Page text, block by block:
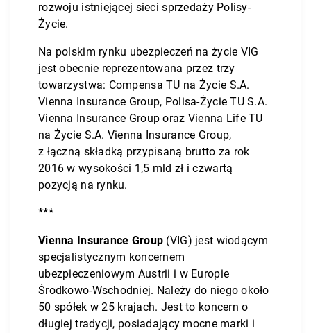
rozwoju istniejącej sieci sprzedaży Polisy-
Życie.
Na polskim rynku ubezpieczeń na życie VIG
jest obecnie reprezentowana przez trzy
towarzystwa: Compensa TU na Życie S.A.
Vienna Insurance Group, Polisa-Życie TU S.A.
Vienna Insurance Group oraz Vienna Life TU
na Życie S.A. Vienna Insurance Group,
z łączną składką przypisaną brutto za rok
2016 w wysokości 1,5 mld zł i czwartą
pozycją na rynku.
***
Vienna Insurance Group (VIG) jest wiodącym
specjalistycznym koncernem
ubezpieczeniowym Austrii i w Europie
Środkowo-Wschodniej. Należy do niego około
50 spółek w 25 krajach. Jest to koncern o
długiej tradycji, posiadający mocne marki i